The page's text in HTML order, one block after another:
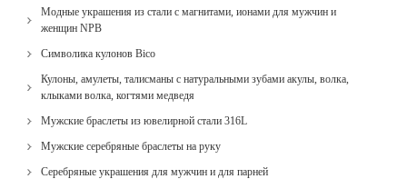
Модные украшения из стали с магнитами, ионами для мужчин и
женщин NPB
Cимволика кулонов Bico
Кулоны, амулеты, талисманы с натуральными зубами акулы, волка,
клыками волка, когтями медведя
Мужские браслеты из ювелирной стали 316L
Мужские серебряные браслеты на руку
Серебряные украшения для мужчин и для парней